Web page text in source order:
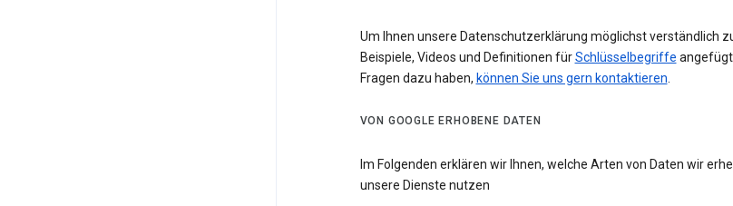
Um Ihnen unsere Datenschutzerklärung möglichst verständlich
Beispiele, Videos und Definitionen fürSchlüsselbegriffe
Fragen dazu haben, können Sie uns gern kontaktieren.
VON GOOGLE ERHOBENE DATEN
Im Folgenden erklären wir Ihnen, welche Arten von Daten wir
unsere Dienste nutzen